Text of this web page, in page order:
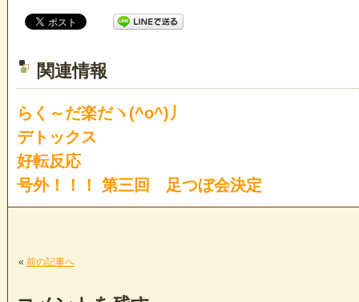
関連情報
らく～だ楽だヽ(^o^)丿
デトックス
好転反応
号外！！！ 第三回 足つぼ会決定
« 前の記事へ